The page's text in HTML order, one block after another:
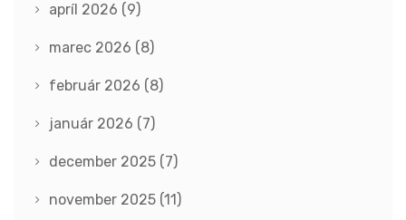
apríl 2026 (9)
marec 2026 (8)
február 2026 (8)
január 2026 (7)
december 2025 (7)
november 2025 (11)